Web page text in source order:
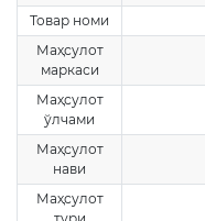
Товар номи
Маҳсулот
маркаси
Маҳсулот
ўлчами
Маҳсулот
нави
Маҳсулот